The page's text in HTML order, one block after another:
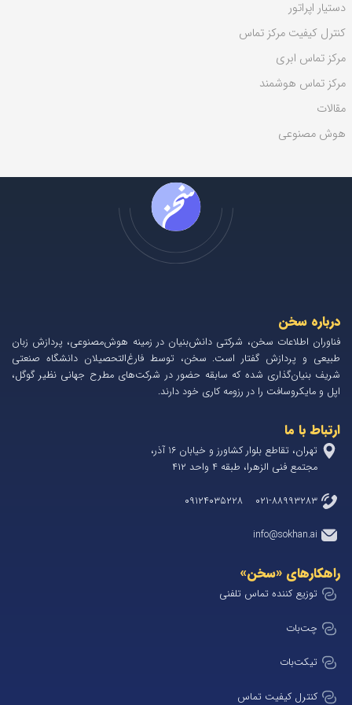
دستیار اپراتور
کنترل کیفیت مرکز تماس
مرکز تماس ابری
مرکز تماس هوشمند
مقالات
هوش مصنوعی
ارتباط با ما
تهران، تقاطع بلوار کشاورز و خیابان 1۶ آذر،
مجتمع فنی الزهرا، طبقه ۴ واحد ۴۱۲
۰۲۱-۸۸۹۹۳۲۸۳ ۰۹۱۲۴۰۳۵۲۲۸
info@sokhan.ai
درباره سخن
فناوران اطلاعات سخن، شرکتی دانش‌بنیان در زمینه هوش‌مصنوعی، پردازش زبان
طبیعی و پردازش گفتار است. سخن، توسط فارغ‌التحصیلان دانشگاه صنعتی
شریف بنیان‌گذاری شده که سابقه حضور در شرکت‌های مطرح جهانی نظیر گوگل،
اپل و مایکروسافت را در رزومه کاری خود دارند.
راهکارهای «سخن»
توزیع کننده تماس تلفنی
چت‌بات
تیکت‌بات
کنترل کیفیت تماس